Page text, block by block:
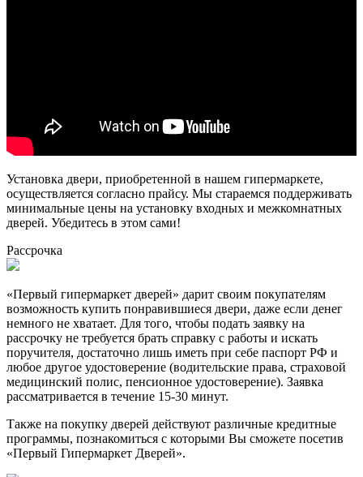
Установка двери, приобретенной в нашем гипермаркете,
осуществляется согласно прайсу. Мы стараемся поддерживать
минимальные цены на установку входных и межкомнатных
дверей. Убедитесь в этом сами!
Рассрочка
«Первый гипермаркет дверей» дарит своим покупателям
возможность купить понравившиеся двери, даже если денег
немного не хватает. Для того, чтобы подать заявку на
рассрочку не требуется брать справку с работы и искать
поручителя, достаточно лишь иметь при себе паспорт РФ и
любое другое удостоверение (водительские права, страховой
медицинский полис, пенсионное удостоверение). Заявка
рассматривается в течение 15-30 минут.
Также на покупку дверей действуют различные кредитные
программы, познакомиться с которыми Вы сможете посетив
«Первый Гипермаркет Дверей».